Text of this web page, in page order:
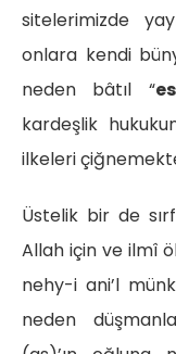
sitelerimizde
onlara kendi
neden bâtıl “
kardeşlik
ilkeleri
Üstelik bir de
Allah için ve ilmî
nehy-i ani’l
neden